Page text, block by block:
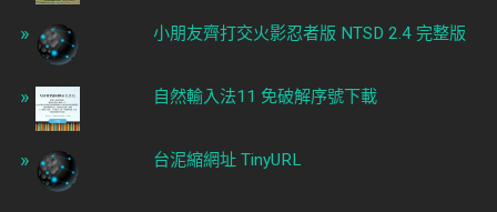
小朋友齊打交火影忍者版 NTSD 2.4 完整版
自然輸入法11 免破解序號下載
台泥縮網址 TinyURL